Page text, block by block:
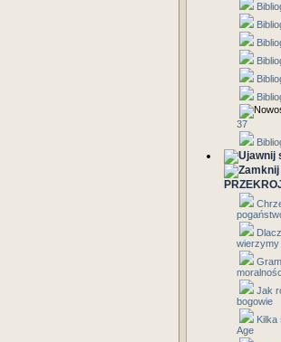
37
wierzymy
Jak
bogowie
Kilka
Age